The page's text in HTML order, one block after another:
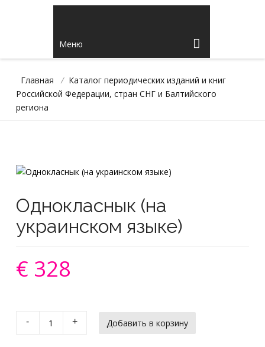
Меню
Главная / Каталог периодических изданий и книг
Российской Федерации, стран СНГ и Балтийского
региона
Однокласнык (на
украинском языке)
€ 328
- +